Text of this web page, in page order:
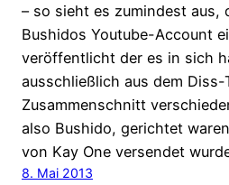
– so sieht es zumindest aus,
Bushidos Youtube-Account
veröffentlicht der es in sich
ausschließlich aus dem Diss-
Zusammenschnitt
also Bushido, gerichtet
von Kay One versendet
8. Mai 2013